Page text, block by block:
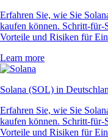
Erfahren Sie, wie Sie
kaufen können. Schritt-
Vorteile und Risiken für
Learn more
Solana (SOL) in
Erfahren Sie, wie Sie
kaufen können. Schritt-
Vorteile und Risiken für